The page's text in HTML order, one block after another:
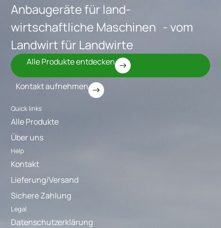
Anbaugeräte für land-
wirtschaftliche Maschinen - vom
Landwirt für Landwirte
Alle Produkte entdecken
Kontakt aufnehmen
Quick links
Alle Produkte
Über uns
Help
Kontakt
Lieferung/Versand
Sichere Zahlung
Legal
Datenschutzerklärung